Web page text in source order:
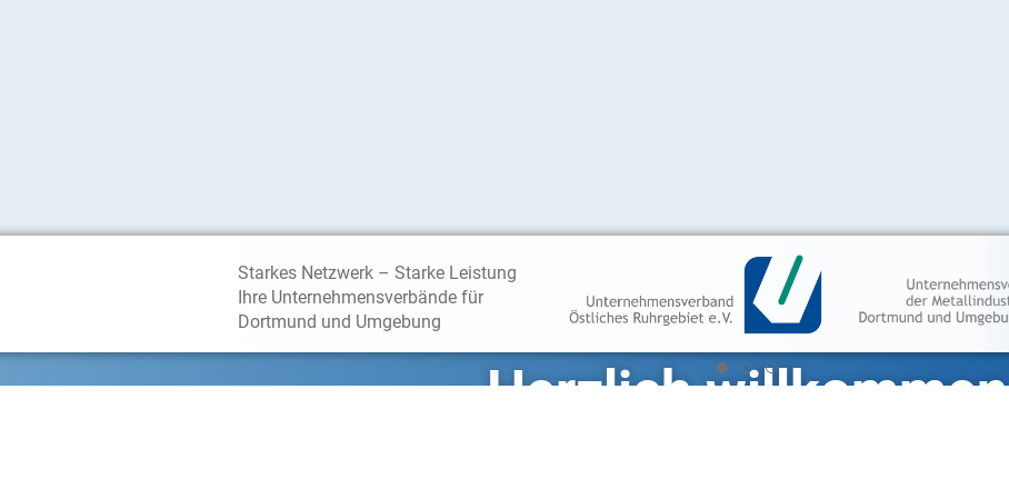
Starkes Netzwerk – Starke Leistung
Ihre Unternehmensverbände für
Dortmund und Umgebung
Herzlich willkommen